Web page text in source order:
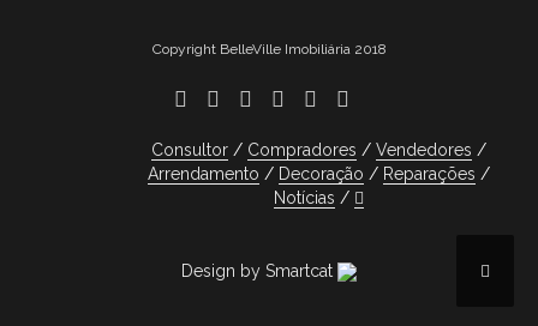
Copyright BelleVille Imobiliária 2018
Consultor Compradores
Vendedores
Arrendamento
Decoração
Reparações
Notícias
Design by Smartcat